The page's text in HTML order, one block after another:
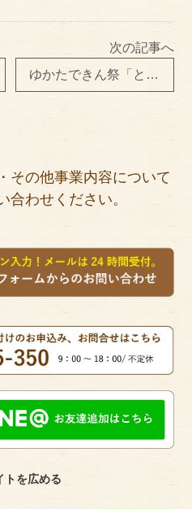
次の記事へ
ゆかたできん祭「とうかさん」満員御礼♪
その他事業内容について
合わせください。
トを広める